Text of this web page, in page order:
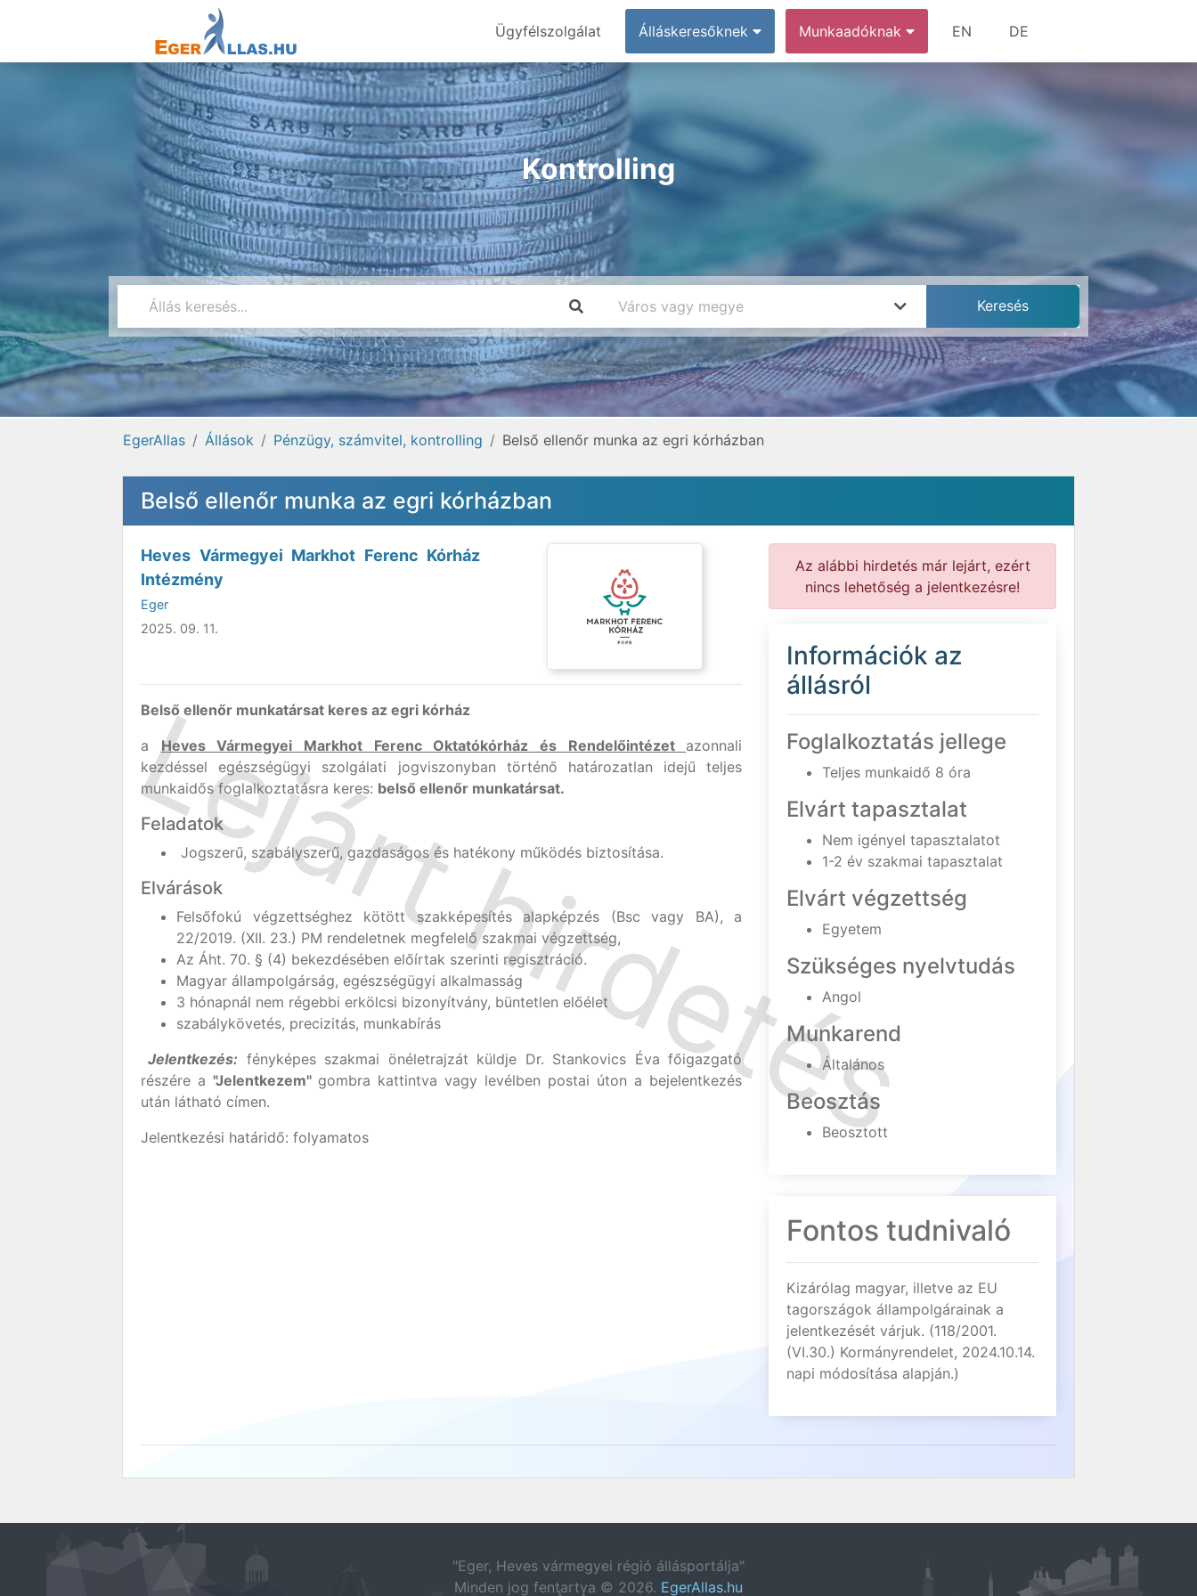
Ügyfélszolgálat Álláskeresőknek Munkaadóknak EN DE
Kontrolling
EgerAllas Állások Pénzügy, számvitel, kontrolling Belső ellenőr munka az egri kórházban
Belső ellenőr munka az egri kórházban
Heves Vármegyei Markhot Ferenc Kórház
Intézmény
Eger
2025. 09. 11.
Belső ellenőr munkatársat keres az egri kórház
a Heves Vármegyei Markhot Ferenc Oktatókórház és Rendelőintézet azonnali
kezdéssel egészségügyi szolgálati jogviszonyban történő határozatlan idejű teljes
munkaidős foglalkoztatásra keres: belső ellenőr munkatársat.
Feladatok
Jogszerű, szabályszerű, gazdaságos és hatékony működés biztosítása.
Elvárások
Felsőfokú végzettséghez kötött szakképesítés alapképzés (Bsc vagy BA), a
22/2019. (XII. 23.) PM rendeletnek megfelelő szakmai végzettség,
Az Áht. 70. § (4) bekezdésében előírtak szerinti regisztráció.
Magyar állampolgárság, egészségügyi alkalmasság
3 hónapnál nem régebbi erkölcsi bizonyítvány, büntetlen előélet
szabálykövetés, precizitás, munkabírás
Jelentkezés: fényképes szakmai önéletrajzát küldje Dr. Stankovics Éva főigazgató
részére a"Jelentkezem" gombra kattintva vagy levélben postai úton a bejelentkezés
után látható címen.
Jelentkezési határidő: folyamatos
Az alábbi hirdetés már lejárt, ezért
nincs lehetőség a jelentkezésre!
Információk az
állásról
Foglalkoztatás jellege
Teljes munkaidő 8 óra
Elvárt tapasztalat
Nem igényel tapasztalatot
1-2 év szakmai tapasztalat
Elvárt végzettség
Egyetem
Szükséges nyelvtudás
Angol
Munkarend
Általános
Beosztás
Beosztott
Fontos tudnivaló
Kizárólag magyar, illetve az EU
tagországok állampolgárainak a
jelentkezését várjuk. (118/2001.
(VI.30.) Kormányrendelet, 2024.10.14.
napi módosítása alapján.)
"Eger, Heves vármegyei régió állásportálja"
Minden jog fentartva © 2026. EgerAllas.hu